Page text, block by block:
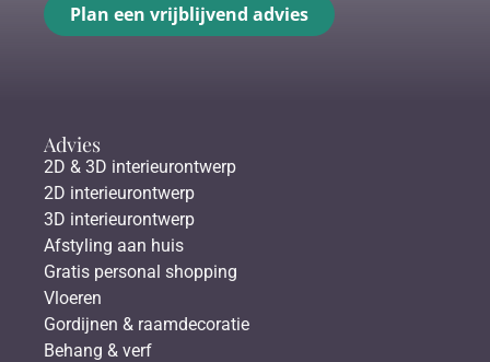
Plan een vrijblijvend advies
Advies
2D & 3D interieurontwerp
2D interieurontwerp
3D interieurontwerp
Afstyling aan huis
Gratis personal shopping
Vloeren
Gordijnen & raamdecoratie
Behang & verf